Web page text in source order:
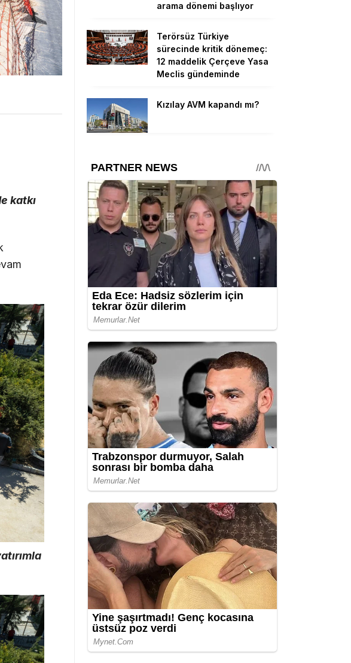
katkı
arama dönemi başlıyor
Terörsüz Türkiye
sürecinde kritik dönemeç:
12 maddelik Çerçeve Yasa
Meclis gündeminde
Kızılay AVM kapandı mı?